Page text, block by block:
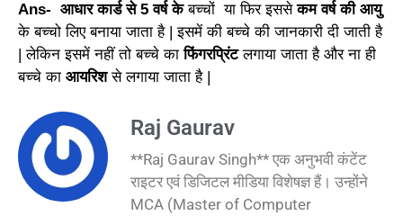
Ans- आधार कार्ड से 5 वर्ष केबच्चों या फिर इससेकम वर्ष की आयु
के बच्चो लिए बनाया जाता है | इसमें की बच्चे की जानकारी दी जाती है
| लेकिन इसमें नहीं तो बच्चे काफिंगरप्रिंटलगाया जाता है और ना ही
बच्चे का आयरिशसे लगाया जाता है |
Raj Gaurav
**Raj Gaurav Singh** एक अनुभवी कंटेंट
राइटर एवं डिजिटल मीडिया विशेषज्ञ हैं। उन्होंने
MCA (Master of Computer